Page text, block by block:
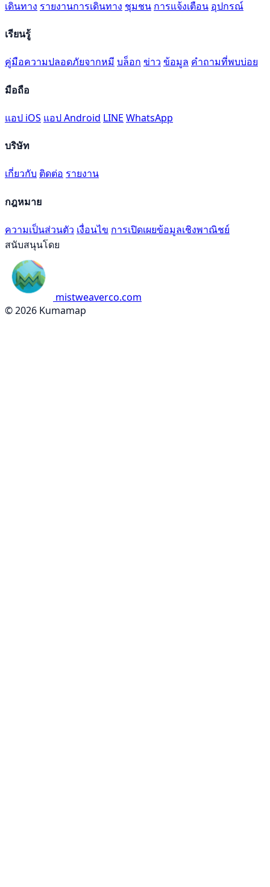
เดินทาง รายงานการเดินทาง ชุมชน การแจ้งเตือน อุปกรณ์
เรียนรู้
คู่มือความปลอดภัยจากหมี บล็อก ข่าว ข้อมูล คำถามที่พบบ่อย
มือถือ
แอป iOS แอป Android LINE WhatsApp
บริษัท
เกี่ยวกับ ติดต่อ รายงาน
กฎหมาย
ความเป็นส่วนตัว เงื่อนไข การเปิดเผยข้อมูลเชิงพาณิชย์
สนับสนุนโดย
mistweaverco.com
© 2026 Kumamap